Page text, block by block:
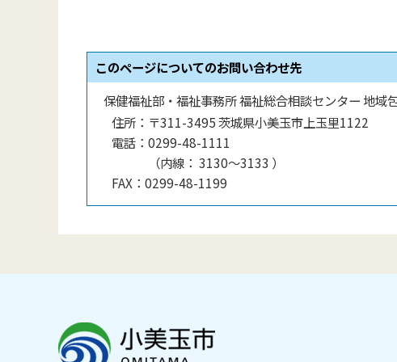
このページについてのお問い合わせ先
保健福祉部・福祉事務所 福祉総合相談センター 地域
住所： 〒311-3495 茨城県小美玉市上玉里1122
電話： 0299-48-1111
（内線 ： 3130〜3133 ）
FAX： 0299-48-1199